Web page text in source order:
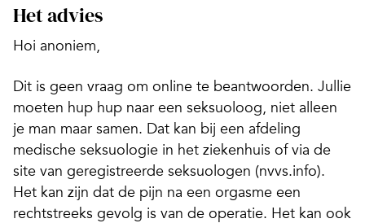
Het advies
Hoi anoniem,
Dit is geen vraag om online te beantwoorden. Jullie
moeten hup hup naar een seksuoloog, niet alleen
je man maar samen. Dat kan bij een afdeling
medische seksuologie in het ziekenhuis of via de
site van geregistreerde seksuologen (nvvs.info).
Het kan zijn dat de pijn na een orgasme een
rechtstreeks gevolg is van de operatie. Het kan ook